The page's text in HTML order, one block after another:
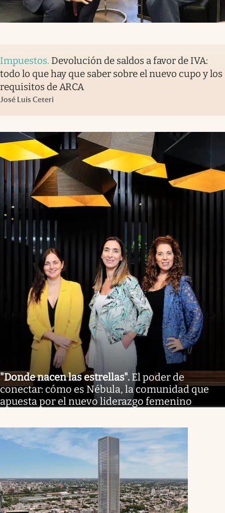
Impuestos. Devolución de saldos a favor de IVA:
todo lo que hay que saber sobre el nuevo cupo y los
requisitos de ARCA
José Luis Ceteri
"Donde nacen las estrellas". El poder de
conectar: cómo es Nébula, la comunidad que
apuesta por el nuevo liderazgo femenino